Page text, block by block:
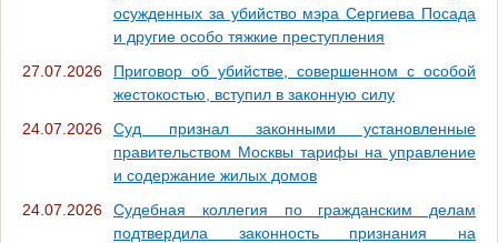
осужденных за убийство мэра Сергиева Посада
и другие особо тяжкие преступления
27.07.2026
Приговор об убийстве, совершенном с особой
жестокостью, вступил в законную силу
24.07.2026
Суд признал законными установленные
правительством Москвы тарифы на управление
и содержание жилых домов
24.07.2026
Судебная коллегия по гражданским делам
подтвердила законность признания на